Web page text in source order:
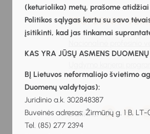
(keturiolika) metų, prašome
Politikos sąlygas kartu su savo
įsitikinti, kad jas tinkamai
KAS YRA JŪSŲ ASMENS
BĮ Lietuvos neformaliojo švietimo
Duomenų valdytojas):
Juridinio a.k. 302848387
Buveinės adresas: Žirmūnų g. 1 B, LT-
Tel. (85) 277 2394
PROFESINIO
Nacionalinė profesinio
Dalintis: